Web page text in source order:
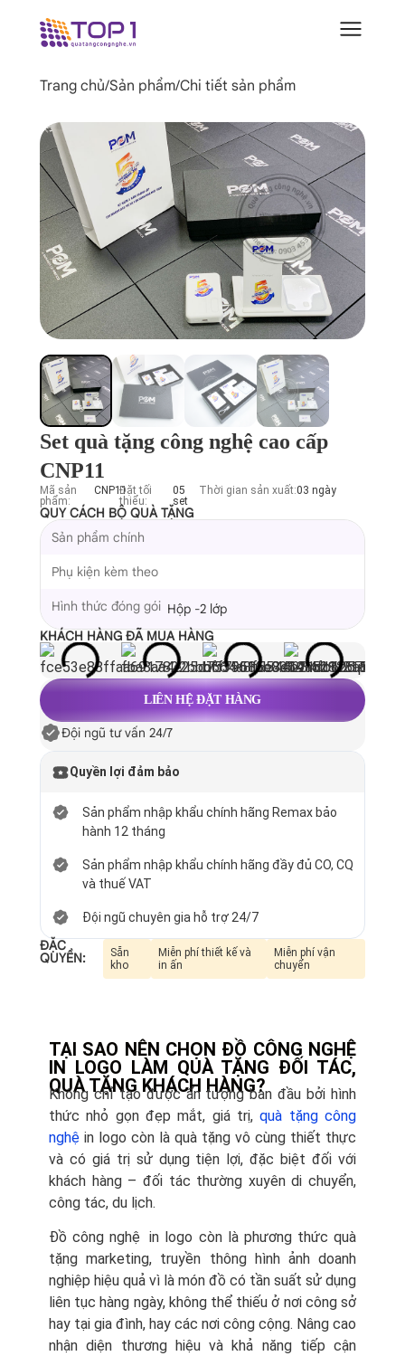
Trang chủ/Sản phẩm/Chi tiết sản phẩm
Set quà tặng công nghệ cao cấp
CNP11
Mã sản
phẩm:
CNP11Đặt tối
thiểu:
05
set
Thời gian sản xuất:03 ngày
QUY CÁCH BỘ QUÀ TẶNG
Sản phẩm chính
Phụ kiện kèm theo
Hình thức đóng gói Hộp -2 lớp
KHÁCH HÀNG ĐÃ MUA HÀNG
LIÊN HỆ ĐẶT HÀNG
Đội ngũ tư vấn 24/7
Quyền lợi đảm bảo
Sản phẩm nhập khẩu chính hãng Remax bảo
hành 12 tháng
Sản phẩm nhập khẩu chính hãng đầy đủ CO, CQ
và thuế VAT
Đội ngũ chuyên gia hỗ trợ 24/7
ĐẶC
QUYỀN:
Sẵn
kho
Miễn phí thiết kế và
in ấn
Miễn phí vận
chuyển
TẠI SAO NÊN CHỌN ĐỒ CÔNG NGHỆ
IN LOGO LÀM QUÀ TẶNG ĐỐI TÁC,
QUÀ TẶNG KHÁCH HÀNG?
Không chỉ tạo được ấn tượng ban đầu bởi hình
thức nhỏ gọn đẹp mắt, giá trị,quà tặng công
nghệ in logo còn là quà tặng vô cùng thiết thực
và có giá trị sử dụng tiện lợi, đặc biệt đối với
khách hàng – đối tác thường xuyên di chuyển,
công tác, du lịch.
Đồ công nghệ in logo còn là phương thức quà
tặng marketing, truyền thông hình ảnh doanh
nghiệp hiệu quả vì là món đồ có tần suất sử dụng
liên tục hàng ngày, không thể thiếu ở nơi công sở
hay tại gia đình, hay các nơi công cộng. Nâng cao
nhận diện thương hiệu và khả năng tiếp cận